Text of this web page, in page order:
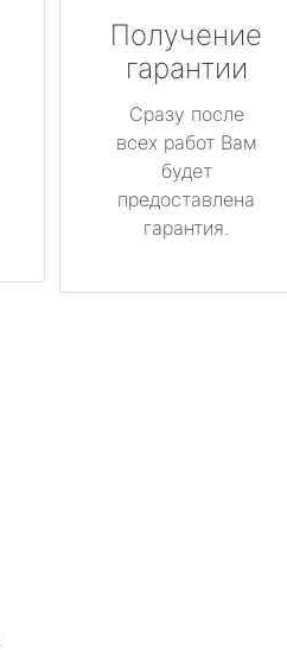
Получение
гарантии
Сразу после
всех работ Вам
будет
предоставлена
гарантия.